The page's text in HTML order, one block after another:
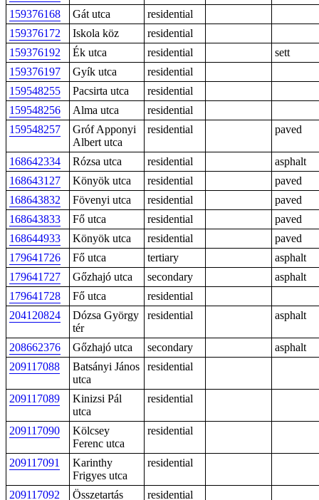
159376168
Gát utca
residential
159376172
Iskola köz
residential
159376192
Ék utca residential
sett
159376197
Gyík utca
residential
159548255
Pacsirta utca
residential
159548256
Alma utca
residential
159548257
Gróf Apponyi
Albert utca
residential paved
168642334 Rózsa utca residential
asphalt
168643127
Könyök utca residential
paved
168643832
Fövenyi utca residential
paved
168643833
Fő utca residential
paved
168644933
Könyök utca residential
paved
179641726
Fő utca tertiary
asphalt
179641727
Gőzhajó utca secondary
asphalt
179641728
Fő utca
residential
204120824
Dózsa György
tér
residential asphalt
208662376 Gőzhajó utca secondary
asphalt
209117088
Batsányi János
utca
residential
209117089
Kinizsi Pál
utca
residential
209117090
Kölcsey
Ferenc utca
residential
209117091
Karinthy
Frigyes utca
residential
209117092
Összetartás
residential